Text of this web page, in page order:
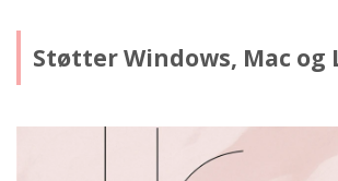
Støtter Windows, Mac og